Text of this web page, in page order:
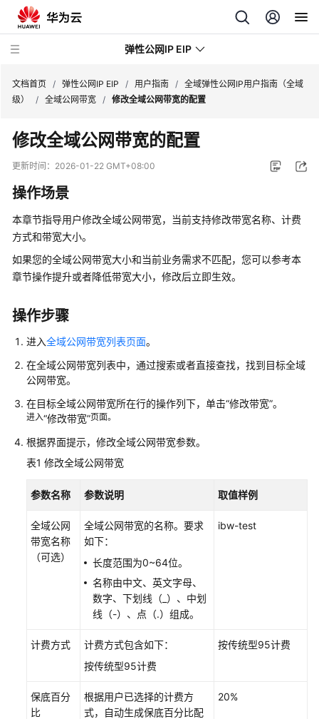
弹性公网IP EIP
新
动
品
介
绍
说
明
快
速
入
门
用
户
南
弹
性
公
指
级）
文档首页 / 弹性公网IP EIP / 用户指南 / 全域弹性公网IP用户指南（全域
级）
/ 全域公网带宽 / 修改全域公网带宽的配置
修改全域公网带宽的配置
更新时间： 2026-01-22 GMT+08:00
操作场景
本章节指导用户修改全域公网带宽，当前支持修改带宽名称、计费
方式和带宽大小。
如果您的全域公网带宽大小和当前业务需求不匹配，您可以参考本
章节操作提升或者降低带宽大小，修改后立即生效。
操作步骤
进入全域公网带宽列表页面。
在全域公网带宽列表中，通过搜索或者直接查找，找到目标全域
公网带宽。
在目标全域公网带宽所在行的操作列下，单击“修改带宽”。
进入“修改带宽”页面。
根据界面提示，修改全域公网带宽参数。
表1 修改全域公网带宽
参数名称 参数说明 取值样例
全域公网
带宽名称
（可选）
全域公网带宽的名称。要求
如下：
长度范围为0~64位。
名称由中文、英文字母、
数字、下划线（_）、中划
线（-）、点（.）组成。
ibw-test
计费方式
计费方式包含如下：
按传统型95计费
按传统型95计费
保底百分
比
根据用户已选择的计费方
式，自动生成保底百分比配
20%